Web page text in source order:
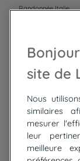
Randonnée Italie
Trek Mauritanie
Top
circuits
Tour du lac de
Cyclades :
Randonnée aux
site de
Nous
similaires
mesurer
leur
meilleure